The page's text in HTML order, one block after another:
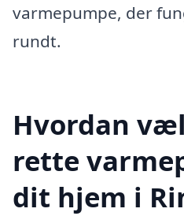
varmepumpe, der
rundt.
Hvordan
rette
dit hjem i